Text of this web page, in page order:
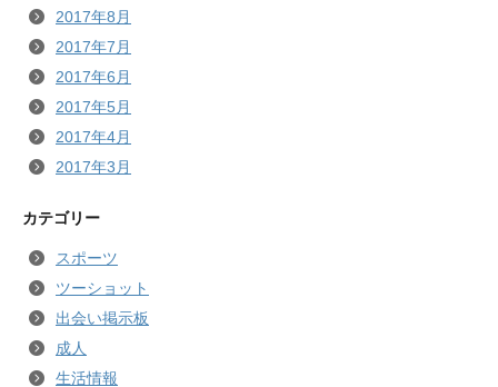
2017年8月
2017年7月
2017年6月
2017年5月
2017年4月
2017年3月
カテゴリー
スポーツ
ツーショット
出会い掲示板
成人
生活情報